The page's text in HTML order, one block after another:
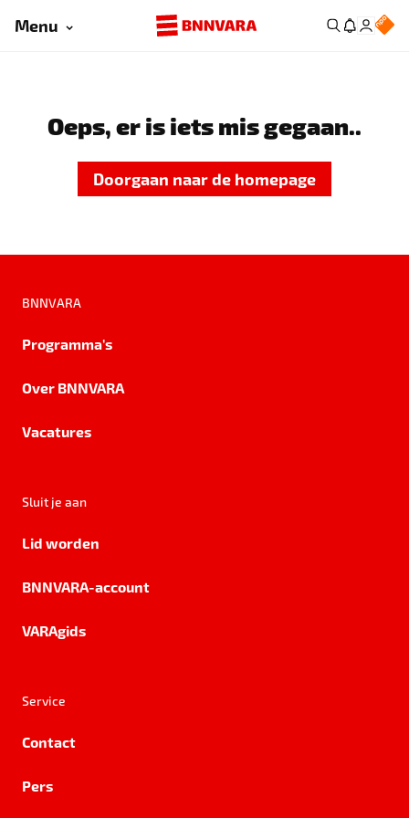
Menu
Oeps, er is iets mis gegaan..
Doorgaan naar de homepage
BNNVARA
Programma's
Over BNNVARA
Vacatures
Sluit je aan
Lid worden
BNNVARA-account
VARAgids
Service
Contact
Pers